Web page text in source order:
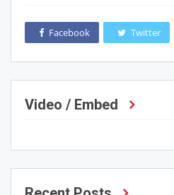
Facebook Twitter
Video / Embed